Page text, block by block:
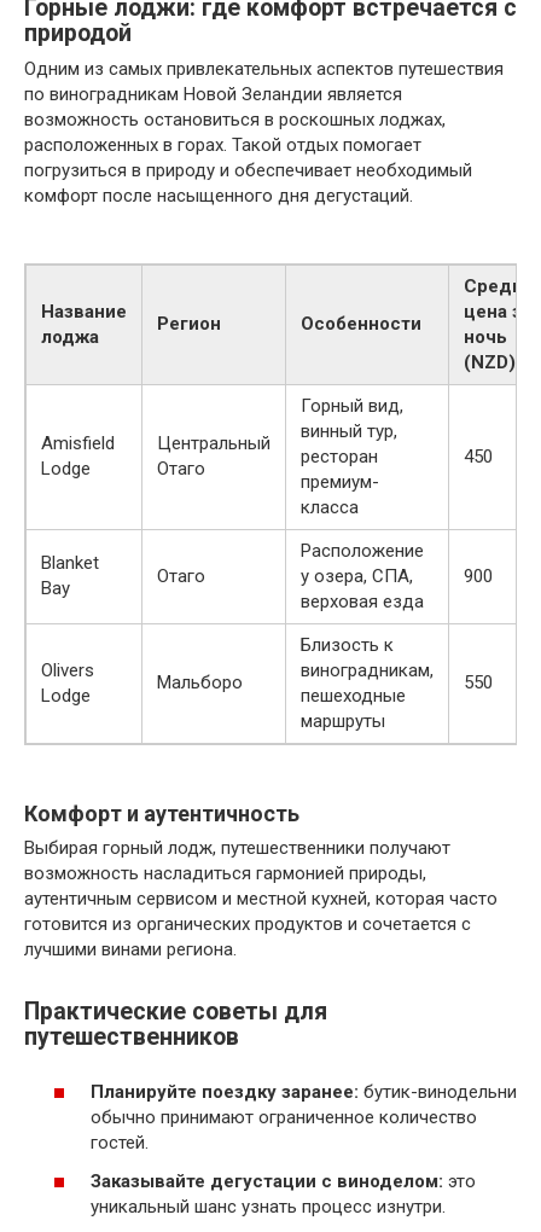
Горные лоджи: где комфорт встречается с
природой
Одним из самых привлекательных аспектов путешествия
по виноградникам Новой Зеландии является
возможность остановиться в роскошных лоджах,
расположенных в горах. Такой отдых помогает
погрузиться в природу и обеспечивает необходимый
комфорт после насыщенного дня дегустаций.
Название
лоджа
Регион Особенности
Средняя
цена за
ночь
(NZD)
Amisfield
Lodge
Центральный
Отаго
Горный вид,
винный тур,
ресторан
премиум-
класса
450
Blanket
Bay
Отаго
Расположение
у озера, СПА,
верховая езда
900
Olivers
Lodge
Мальборо
Близость к
виноградникам,
пешеходные
маршруты
550
Комфорт и аутентичность
Выбирая горный лодж, путешественники получают
возможность насладиться гармонией природы,
аутентичным сервисом и местной кухней, которая часто
готовится из органических продуктов и сочетается с
лучшими винами региона.
Практические советы для
путешественников
Планируйте поездку заранее: бутик-винодельни
обычно принимают ограниченное количество
гостей.
Заказывайте дегустации с виноделом: это
уникальный шанс узнать процесс изнутри.